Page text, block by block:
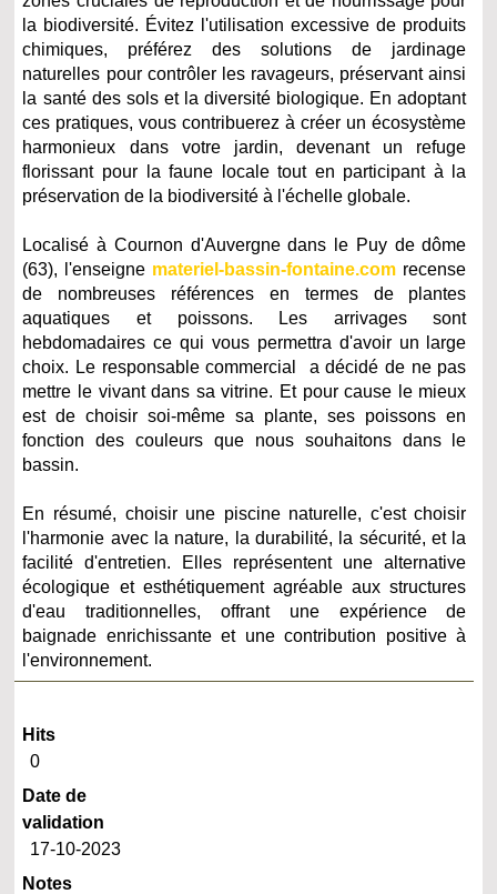
la biodiversité. Évitez l'utilisation excessive de produits
chimiques, préférez des solutions de jardinage
naturelles pour contrôler les ravageurs, préservant ainsi
la santé des sols et la diversité biologique. En adoptant
ces pratiques, vous contribuerez à créer un écosystème
harmonieux dans votre jardin, devenant un refuge
florissant pour la faune locale tout en participant à la
préservation de la biodiversité à l'échelle globale.
Localisé à Cournon d'Auvergne dans le Puy de dôme
(63), l'enseigne materiel-bassin-fontaine.com recense
de nombreuses références en termes de plantes
aquatiques et poissons. Les arrivages sont
hebdomadaires ce qui vous permettra d'avoir un large
choix. Le responsable commercial a décidé de ne pas
mettre le vivant dans sa vitrine. Et pour cause le mieux
est de choisir soi-même sa plante, ses poissons en
fonction des couleurs que nous souhaitons dans le
bassin.
En résumé, choisir une piscine naturelle, c'est choisir
l'harmonie avec la nature, la durabilité, la sécurité, et la
facilité d'entretien. Elles représentent une alternative
écologique et esthétiquement agréable aux structures
d'eau traditionnelles, offrant une expérience de
baignade enrichissante et une contribution positive à
l'environnement.
Hits
0
Date de
validation
17-10-2023
Notes